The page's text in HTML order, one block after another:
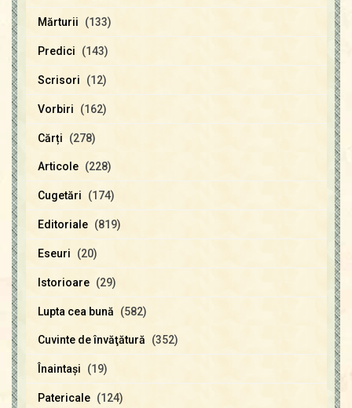
Mărturii (133)
Predici (143)
Scrisori (12)
Vorbiri (162)
Cărți (278)
Articole (228)
Cugetări (174)
Editoriale (819)
Eseuri (20)
Istorioare (29)
Lupta cea bună (582)
Cuvinte de învăţătură (352)
Înaintaşi (19)
Patericale (124)